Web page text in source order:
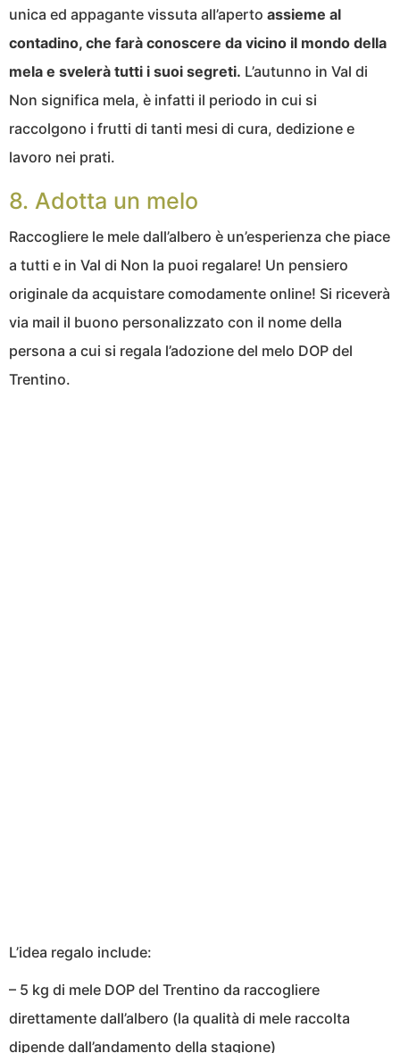
unica ed appagante vissuta all’aperto assieme al
contadino, che farà conoscere da vicino il mondo della
mela e svelerà tutti i suoi segreti. L’autunno in Val di
Non significa mela, è infatti il periodo in cui si
raccolgono i frutti di tanti mesi di cura, dedizione e
lavoro nei prati.
8. Adotta un melo
Raccogliere le mele dall’albero è un’esperienza che piace
a tutti e in Val di Non la puoi regalare! Un pensiero
originale da acquistare comodamente online! Si riceverà
via mail il buono personalizzato con il nome della
persona a cui si regala l’adozione del melo DOP del
Trentino.
L’idea regalo include:
– 5 kg di mele DOP del Trentino da raccogliere
direttamente dall’albero (la qualità di mele raccolta
dipende dall’andamento della stagione)